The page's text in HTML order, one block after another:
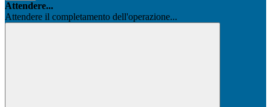
Attendere...
Attendere il completamento dell'operazione...